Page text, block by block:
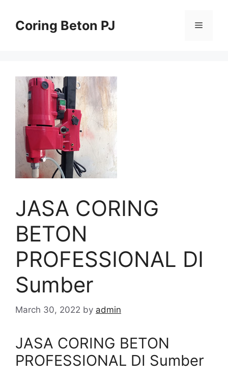
contentCoring Beton PJ Menu
JASA CORING
BETON
PROFESSIONAL DI
Sumber
March 30, 2022 by admin
JASA CORING BETON
PROFESSIONAL DI Sumber